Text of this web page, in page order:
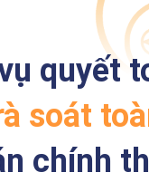
quyết
soát
chính